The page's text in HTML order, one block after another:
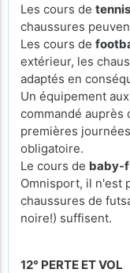
Les cours de tennis
chaussures
Les cours de
extérieur, les
adaptés en
Un équipement
commandé auprès
premières
obligatoire.
Le cours de baby-
Omnisport, il n'est
chaussures de
noire!) suffisent.
12° PERTE ET VOL